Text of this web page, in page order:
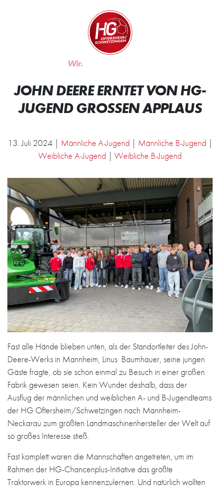
Zur Startseite
Wir.
JOHN DEERE ERNTET VON HG-
JUGEND GROSSEN APPLAUS
13. Juli 2024 | Männliche A-Jugend | Männliche B-Jugend |
Weibliche A-Jugend | Weibliche B-Jugend
Fast alle Hände blieben unten, als der Standortleiter des John-
Deere-Werks in Mannheim, Linus Baumhauer, seine jungen
Gäste fragte, ob sie schon einmal zu Besuch in einer großen
Fabrik gewesen seien. Kein Wunder deshalb, dass der
Ausflug der männlichen und weiblichen A- und B-Jugendteams
der HG Oftersheim/Schwetzingen nach Mannheim-
Neckarau zum größten Landmaschinenhersteller der Welt auf
so großes Interesse stieß.
Fast komplett waren die Mannschaften angetreten, um im
Rahmen der HG-Chancenplus-Initiative das größte
Traktorwerk in Europa kennenzulernen. Und natürlich wollten